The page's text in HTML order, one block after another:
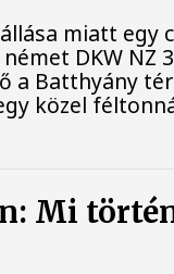
miatt egy
DKW NZ
a Batthyány
közel
Mi